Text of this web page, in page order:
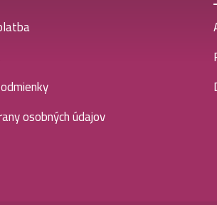
osobných údajov